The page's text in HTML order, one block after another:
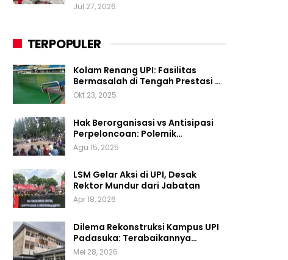
Jul 27, 2026
TERPOPULER
Kolam Renang UPI: Fasilitas
Bermasalah di Tengah Prestasi …
Okt 23, 2025
Hak Berorganisasi vs Antisipasi
Perpeloncoan: Polemik…
Agu 15, 2025
LSM Gelar Aksi di UPI, Desak
Rektor Mundur dari Jabatan
Apr 18, 2026
Dilema Rekonstruksi Kampus UPI
Padasuka: Terabaikannya…
Mei 28, 2026